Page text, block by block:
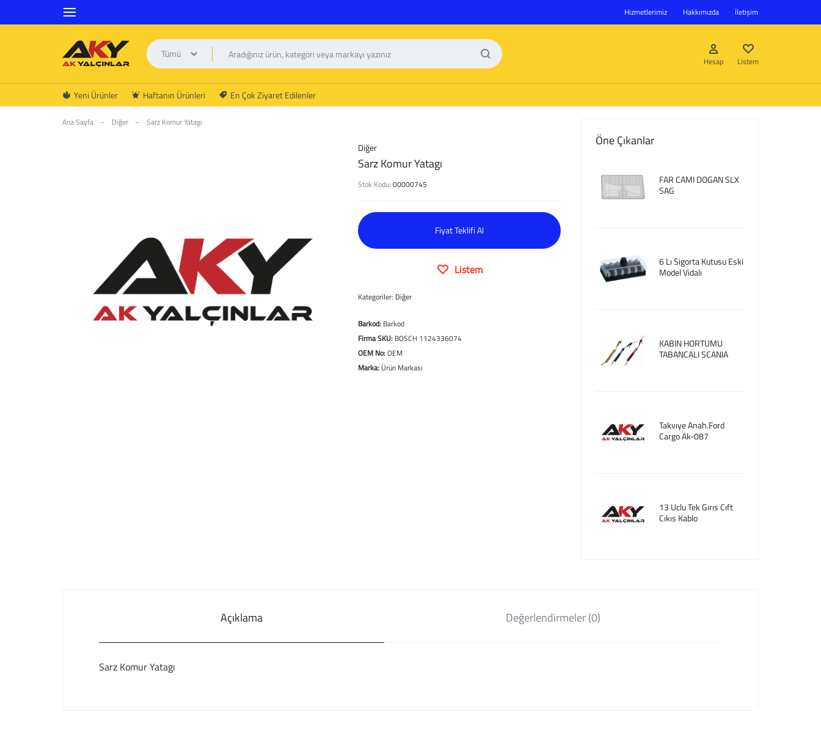
Hizmetlerimiz Hakkımızda İletişim
AK
YALÇINLAR
Tümü
Hesap
Hesap oluştur
Listem
Yeni Ürünler Haftanın Ürünleri En Çok Ziyaret Edilenler
Ana Sayfa – Diğer – Sarz Komur Yatagı
Diğer
Sarz Komur Yatagı
Stok Kodu:00000745
Fiyat Teklifi Al
Listem
Kategoriler: Diğer
Barkod: Barkod
Firma SKU: BOSCH 1124336074
OEM No:OEM
Marka: Ürün Markası
Öne Çıkanlar
FAR CAMI DOGAN SLX
SAG
6 Lı Sigorta Kutusu Eski
Model Vidalı
KABIN HORTUMU
TABANCALI SCANIA
Takvıye Anah.Ford
Cargo Ak-087
13 Uclu Tek Gırıs Cıft
Cıkıs Kablo
Açıklama Değerlendirmeler (0)
Sarz Komur Yatagı